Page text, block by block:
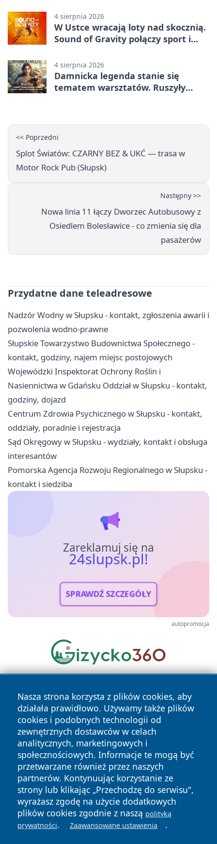
4 sierpnia 2026
W Ustce wracają loty nad skocznią.
Sound of Gravity połączy sport i
4 sierpnia 2026
Damnicka legenda stanie się
tematem warsztatów. Ruszyły
<< Poprzedni
Splot Światów: CZARNY BEZ & UKĆ — trasa w
Motor Rock Pub (Słupsk)
Następny >>
Nowa linia 11 łączy Dworzec Autobusowy z
Osiedlem Bolesławice - co zmienia się dla
pasażerów
Przydatne dane teleadresowe
Nadzór Wodny w Słupsku - kontakt, zgłoszenia awarii i
pozwolenia wodno-prawne
Słupskie Towarzystwo Budownictwa Społecznego -
kontakt, godziny, najem miejsc postojowych
Wojewódzki Inspektorat Ochrony Roślin i
Nasiennictwa w Gdańsku Oddział w Słupsku - kontakt,
godziny, dojazd
Centrum Zdrowia Psychicznego w Słupsku - kontakt,
oddziały, poradnie i rejestracja
Sąd Okręgowy w Słupsku - wydziały, kontakt i obsługa
interesantów
Pomorska Agencja Rozwoju Regionalnego w Słupsku -
kontakt i siedziba
Zareklamuj się na
24slupsk.pl!
SPRAWDŹ SZCZEGÓŁY
autopromocja
Nasza strona korzysta z plików cookies, aby
działała prawidłowo. Używamy także plików
cookies i podobnych technologii od
zewnętrznych dostawców w celach
analitycznych, marketingowych i
społecznościowych. Informacje te mogą być
przetwarzane również przez naszych
partnerów. Kontynuując korzystanie ze
strony lub klikając „Przechodzę do serwisu",
wyrażasz zgodę na użycie dodatkowych
plików cookies zgodnie z naszą polityką
prywatności. Zaawansowane ustawienia .
Copyright © 2026 24slupsk.pl Wszystkie prawa zastrzeżone.
News Autorzy
Polityka
Prywatności
Polityka
Cookies